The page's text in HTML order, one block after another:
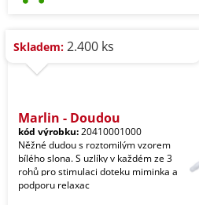
Skladem: 2.400 ks
Marlin - Doudou
kód výrobku:20410001000
Něžné dudou s roztomilým vzorem
bílého slona. S uzlíky v každém ze 3
rohů pro stimulaci doteku miminka a
podporu relaxac